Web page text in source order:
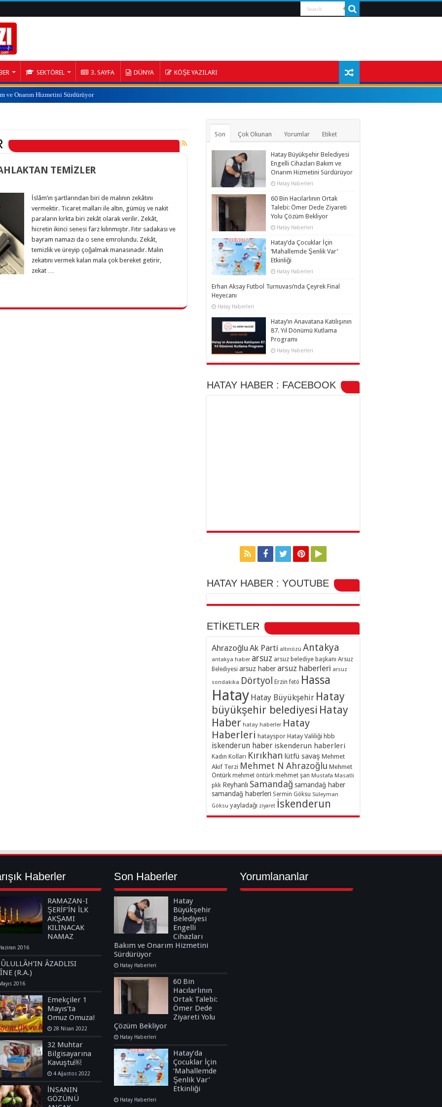
SEKTÖREL 3. SAYFA DÜNYA KÖŞE YAZILARI
ve Onarım Hizmetini Sürdürüyor
TEMİZLER
İslâm’ın şartlarından biri de malının zekâtını
vermektir. Ticaret malları ile altın, gümüş ve nakit
paraların kırkta biri zekât olarak verilir. Zekât,
hicretin ikinci senesi farz kılınmıştır. Fıtır sadakası ve
bayram namazı da o sene emrolundu. Zekât,
temizlik ve üreyip çoğalmak manasınadır. Malın
zekatını vermek kalan mala çok bereket getirir,
zekat …
Son Çok Okunan Yorumlar Etiket
Hatay Büyükşehir Belediyesi
Engelli Cihazları Bakım ve
Onarım Hizmetini Sürdürüyor
Hatay Haberleri
60 Bin Hacılarlının Ortak
Talebi: Ömer Dede Ziyareti
Yolu Çözüm Bekliyor
Hatay Haberleri
Hatay’da Çocuklar İçin
‘Mahallemde Şenlik Var’
Etkinliği
Hatay Haberleri
Erhan Aksay Futbol Turnuvası’nda Çeyrek Final
Heyecanı
Hatay Haberleri
Hatay’ın Anavatana Katılışının
87. Yıl Dönümü Kutlama
Programı
Hatay Haberleri
HATAY HABER : FACEBOOK
HATAY HABER : YOUTUBE
ETİKETLER
Ahrazoğlu Ak Parti altınözü Antakya
antakya haber arsuz arsuz belediye başkanı Arsuz
Belediyesi arsuz haber arsuz haberleri arsuz
sondakika Dörtyol Erzin fetö Hassa
Hatay Hatay Büyükşehir Hatay
büyükşehir belediyesi Hatay
Haber hatay haberler Hatay
Haberleri hatayspor Hatay Valiliği hbb
iskenderun haber iskenderun haberleri
Kadın Kolları Kırıkhan lütfü savaş Mehmet
Akif Terzi Mehmet N Ahrazoğlu Mehmet
Öntürk mehmet öntürk mehmet şan Mustafa Masatlı
pkk Reyhanlı Samandağ samandağ haber
samandağ haberleri Sermin Göksu Süleyman
Göksu yayladağı ziyaret İskenderun
Haberler
RAMAZAN-I
ŞERİF’İN İLK
AKŞAMI
KILINACAK
NAMAZ
2016
ÂZADLISI
(R.A.)
2016
Emekçiler 1
Mayıs’ta
Omuz Omuza!
28 Nisan 2022
32 Muhtar
Bilgisayarına
Kavuştu￼
4 Ağustos 2022
İNSANIN
GÖZÜNÜ
Son Haberler
Hatay
Büyükşehir
Belediyesi
Engelli
Cihazları
Bakım ve Onarım Hizmetini
Sürdürüyor
Hatay Haberleri
60 Bin
Hacılarlının
Ortak Talebi:
Ömer Dede
Ziyareti Yolu
Çözüm Bekliyor
Hatay Haberleri
Hatay’da
Çocuklar İçin
‘Mahallemde
Şenlik Var’
Etkinliği
Hatay Haberleri
Yorumlananlar